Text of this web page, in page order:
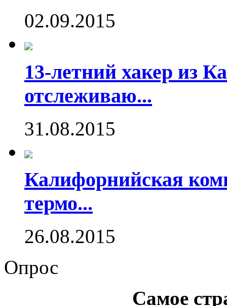
02.09.2015
13-летний хакер из
отслеживаю...
31.08.2015
Калифорнийская
термо...
26.08.2015
Опрос
Самое